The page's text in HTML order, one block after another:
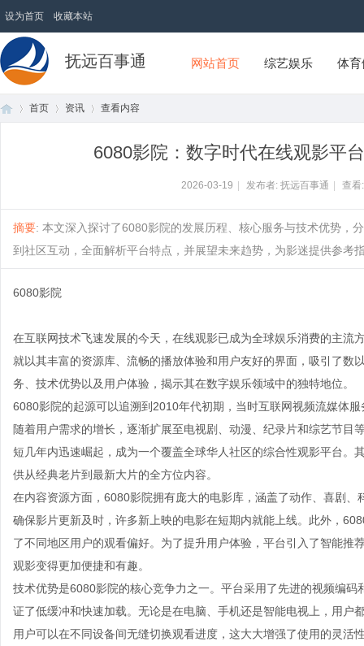
设为首页 收藏本站
抚远百事通 网站首页 综艺娱乐 体
首页 资讯 查看内容
6080影院：数字时代在线观影平
2026-03-19 发布者: 抚远百事通 查
摘要: 本文深入探讨了6080影院的发展历程、核心服务与技术优势，
到社区互动，全面解析平台特点，并展望未来趋势，为影迷提供参考
6080影院
在互联网技术飞速发展的今天，在线观影已成为全球娱乐消费的主
就以其丰富的资源库、流畅的播放体验和用户友好的界面，吸引了
务、技术优势以及用户体验，揭示其在数字娱乐领域中的独特地位。
6080影院的起源可以追溯到2010年代初期，当时互联网视频流媒体
随着用户需求的增长，逐渐扩展至电视剧、动漫、纪录片和综艺节
短几年内迅速崛起，成为一个覆盖全球华人社区的综合性观影平台。
供从经典老片到最新大片的全方位内容。
在内容资源方面，6080影院拥有庞大的电影库，涵盖了动作、喜剧
确保影片更新及时，许多新上映的电影在短期内就能上线。此外，
了不同地区用户的观看偏好。为了提升用户体验，平台引入了智能
观影变得更加便捷和有趣。
技术优势是6080影院的核心竞争力之一。平台采用了先进的视频编
证了低缓冲和快速加载。无论是在电脑、手机还是智能电视上，用
用户可以在不同设备间无缝切换观看进度，这大大增强了使用的灵